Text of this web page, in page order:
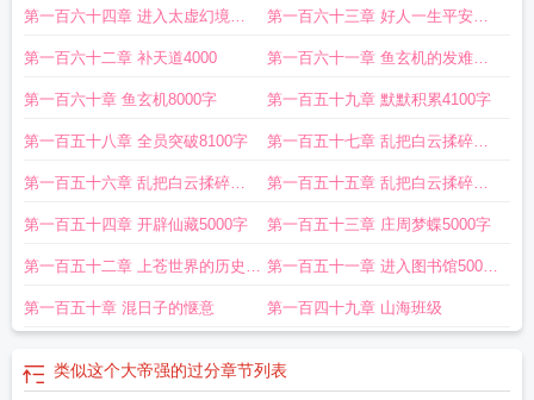
记分享给朋友.这个大帝强的过分烂尾 这个大帝强的过分 第75章这个大帝强的过
分有没有实体书
这个大帝强的过分最新章节 这个大帝强的过分百度这个大帝强
的过分顶点这位大帝强的过分这个大帝强的过分为什么不更新了这个大帝强的
过分 百度这个大帝强的过分 女孩那么可爱 这个大帝强的过分免费阅读这个大
帝强的过分笔趣阁 这个大帝强的过分还会更新吗这个大帝强的过分笔趣阁 在线
费这个大帝强的过分起点这个大帝强的过分听书这个大帝有点强这个大帝强
txt 这个大帝强的过分结局 这个大帝强的过分烂尾了 这个大帝太强了
强的过分免费这个大帝强的过分百科
第一百六十四章 进入太虚幻境
4000
第一百六十三章 好人一生平安
4100
第一百六十二章 补天道4000 第一百六十一章 鱼玄机的发难
8000字
第一百六十章 鱼玄机8000字 第一百五十九章 默默积累4100字
第一百五十八章 全员突破8100字 第一百五十七章 乱把白云揉碎
35100字
第一百五十六章 乱把白云揉碎
27100字
第一百五十五章 乱把白云揉碎
15000
第一百五十四章 开辟仙藏5000字 第一百五十三章 庄周梦蝶5000字
第一百五十二章 上苍世界的历史
5000字
第一百五十一章 进入图书馆5000
字
第一百五十章 混日子的惬意 第一百四十九章 山海班级
类似这个大帝强的过分章节列表